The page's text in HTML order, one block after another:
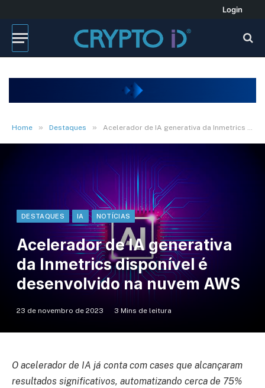
Login
Home » Destaques » Acelerador de IA generativa da Inmetrics disponível é desenvolvido na nuvem AWS
DESTAQUES IA NOTÍCIAS
Acelerador de IA generativa
da Inmetrics disponível é
desenvolvido na nuvem AWS
23 de novembro de 2023 3 Mins de leitura
O acelerador de IA já conta com cases que alcançaram
resultados significativos, automatizando cerca de 75%